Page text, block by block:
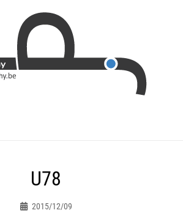
U78
2015/12/09